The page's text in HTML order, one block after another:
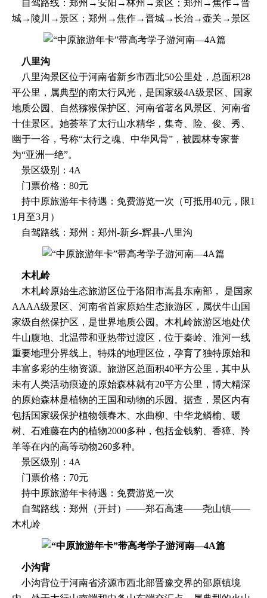
自驾路线：郑州→安阳→林州→景区；郑州→焦作→晋
城→陵川→景区；郑州→焦作→晋城→长治→壶关→景区
八里沟
八里沟景区位于河南省新乡市西北50公里处，总面积28
平公里，属典型的南太行风光，是国家级4A级景区、国家
地质公园、自然猕猴保护区、河南省著名风景区、河南省
十佳景区。她荟萃了太行山水精华，集奇、险、俊、秀、
幽于一谷，号称“太行之魂、中华风骨”，被园林专家誉
为“亚洲一绝”。
景区级别：4A
门票价格：80元
持中原旅游年卡待遇：免费游览一次（可抵用40元，限1
1月至3月）
自驾路线：郑州：郑州-新乡-辉县-八里沟
木札岭
木札岭原始生态旅游区位于洛阳市嵩县东南部， 是国家
AAAA级景区、河南省首家原始生态旅游区，属伏牛山国
家级自然保护区，是世界地质公园。木札岭旅游区地处伏
牛山腹地、北温带和亚热带过渡区，位于秦岭、淮河一线
重要地理分界线上。特殊的地理区位，孕育了独特原始和
丰富多彩的生物资源。旅游区总面积40平方公里，其中从
未有人类活动痕迹的原始森林就有20平方公里，博大精深
的原始森林是植物的王国和动物的乐园。据查，景区内有
包括国家级保护植物领春木、水曲柳、中华龙鳞榆、暖
树、石难藤在内的植物2000多种，包括金钱豹、香獐、羚
羊等在内的高等动物260多种。
景区级别：4A
门票价格：70元
持中原旅游年卡待遇：免费游览一次
自驾路线：郑州（开封）——郑石高速——尧山镇——
木札岭
小沟背
小沟背位于河南省济源市西北部晋豫交界的邵原镇境